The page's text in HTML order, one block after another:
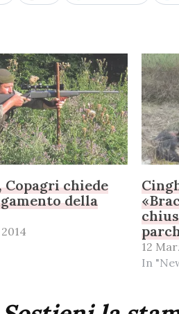
Copagri chiede
della
12
In